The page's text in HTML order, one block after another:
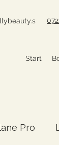
Start
Pro